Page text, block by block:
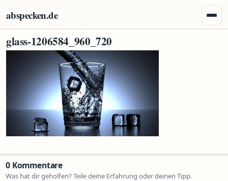
abspecken.de
glass-1206584_960_720
0 Kommentare
Was hat dir geholfen? Teile deine Erfahrung oder deinen Tipp.